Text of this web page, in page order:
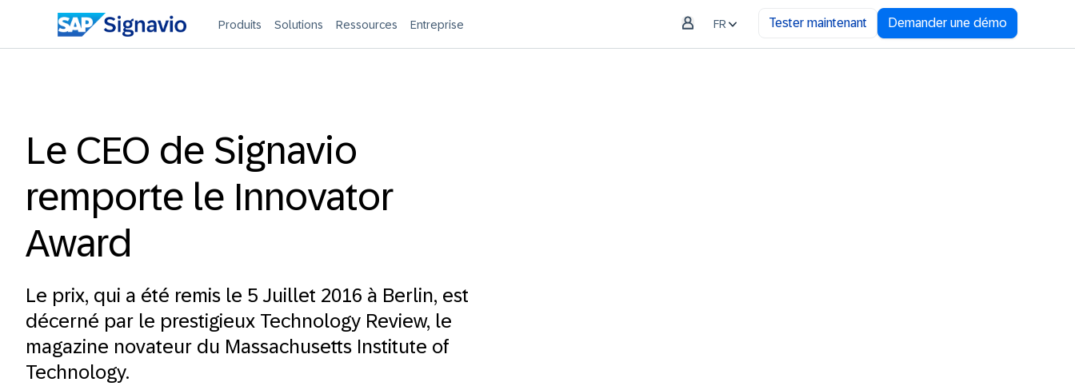
Produits Solutions Ressources Entreprise FR Tester maintenant Demander une démo
Le CEO de Signavio
remporte le Innovator
Award
Le prix, qui a été remis le 5 Juillet 2016 à Berlin, est
décerné par le prestigieux Technology Review, le
magazine novateur du Massachusetts Institute of
Technology.